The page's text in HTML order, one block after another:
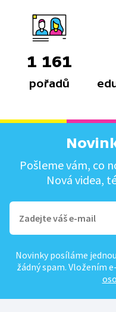
1 161
pořadů
Pošleme vám, co
Nová videa,
Novinky posíláme
žádný spam. Vložením